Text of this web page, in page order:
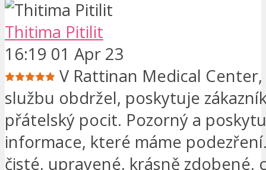
Thitima Pitilit
16:19 01 Apr 23
V Rattinan Medical
službu obdržel, poskytuje
přátelský pocit. Pozorný a
informace, které máme
čisté, upravené, krásně zdobené,